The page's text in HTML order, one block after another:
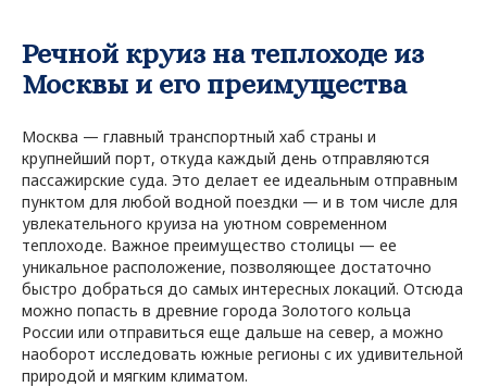
Речной круиз на теплоходе из
Москвы и его преимущества
Москва — главный транспортный хаб страны и
крупнейший порт, откуда каждый день отправляются
пассажирские суда. Это делает ее идеальным отправным
пунктом для любой водной поездки — и в том числе для
увлекательного круиза на уютном современном
теплоходе. Важное преимущество столицы — ее
уникальное расположение, позволяющее достаточно
быстро добраться до самых интересных локаций. Отсюда
можно попасть в древние города Золотого кольца
России или отправиться еще дальше на север, а можно
наоборот исследовать южные регионы с их удивительной
природой и мягким климатом.